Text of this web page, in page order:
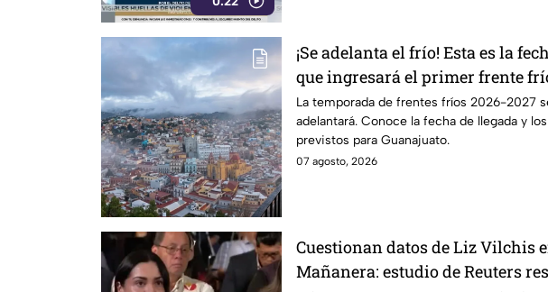
¡Se adelanta el frío! Esta es la
que ingresará el primer frente
Guanajuato
La temporada de frentes fríos 2026-2027
adelantará. Conoce la fecha de llegada y
previstos para Guanajuato.
07 agosto, 2026
Cuestionan datos de Liz Vilchis
Mañanera: estudio de Reuters